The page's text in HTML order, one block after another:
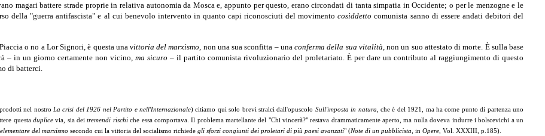
magari battere strade proprie in relativa autonomia da Mosca e, appunto per questo, erano circondati di tanta simpatia in Occidente; o per le menzogne e le
della "guerra antifascista" e al cui benevolo intervento in quanto capi riconosciuti del movimentocosiddetto comunista sanno di essere andati debitori del
o no a Lor Signori, è questa una vittoria del marxismo, non una sua sconfitta – unaconferma della sua vitalità, non un suo attestato di morte. È sulla base
– in un giorno certamente non vicino, ma sicuro – il partito comunista rivoluzionario del proletariato. È per dare un contributo al raggiungimento di questo
di batterci.
nel nostro La crisi del 1926 nel Partito e nell'Internazionale) citiamo qui solo brevi stralci dall'opuscolo Sull'imposta in natura , che è del 1921, ma ha come punto di partenza uno
questaduplicevia, sia deitremendi rischiche essa comportava. Il problema martellante del "Chi vincerà?" restava drammaticamente aperto, ma nulla doveva indurre i bolscevichi a un
del marxismo secondo cui la vittoria del socialismo richiede gli sforzi congiunti dei proletari di più paesi avanzati" (Note di un pubblicista , in Opere , Vol. XXXIII, p.185).